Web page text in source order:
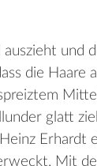
und
die Haare
glatt
Erhardt
Mit